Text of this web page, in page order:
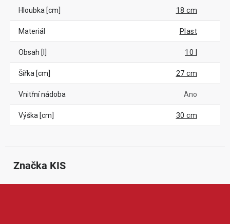
Hloubka [cm] 18 cm
Materiál Plast
Obsah [l] 10 l
Šířka [cm] 27 cm
Vnitřní nádoba Ano
Výška [cm] 30 cm
Značka KIS